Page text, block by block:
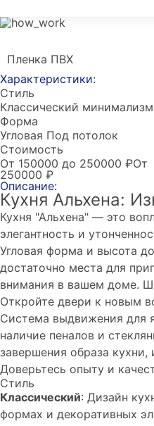
Пленка ПВХ
Характеристики:
Стиль
Классический минимализм
Форма
Угловая Под потолок
Стоимость
От 150000 до 250000 ₽От
250000 ₽
Описание:
Кухня Альхена:
Кухня "Альхена" — это
элегантность и
Угловая форма и высота
достаточно места для
внимания в вашем доме.
Откройте двери к новым
Система выдвижения для
наличие пеналов и
завершения образа
Доверьтесь опыту и
Стиль
Классический: Дизайн
формах и декоративных